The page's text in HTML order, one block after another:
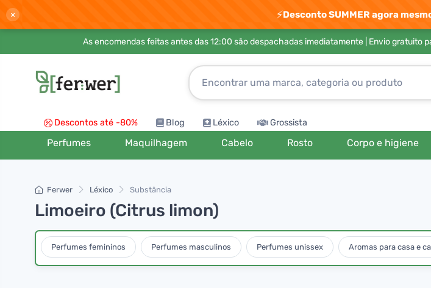
× ⚡Desconto SUMMER agora
As encomendas feitas antes das 12:00 são despachadas imediatamente | Envio gratuito
Descontos até -80% Blog Léxico Grossista
Perfumes Maquilhagem Cabelo Rosto Corpo e higiene
Ferwer Léxico Substância
Limoeiro (Citrus limon)
Perfumes femininos Perfumes masculinos Perfumes unissex Aromas para casa e